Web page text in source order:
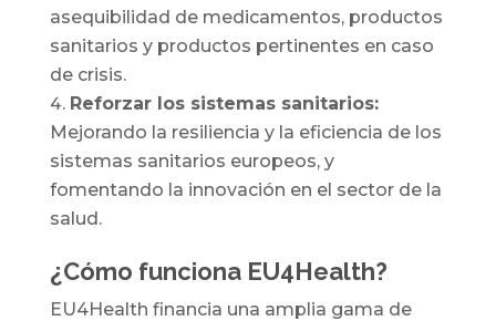
asequibilidad de medicamentos, productos
sanitarios y productos pertinentes en caso
de crisis.
Reforzar los sistemas sanitarios:
Mejorando la resiliencia y la eficiencia de los
sistemas sanitarios europeos, y
fomentando la innovación en el sector de la
salud.
¿Cómo funciona EU4Health?
EU4Health financia una amplia gama de